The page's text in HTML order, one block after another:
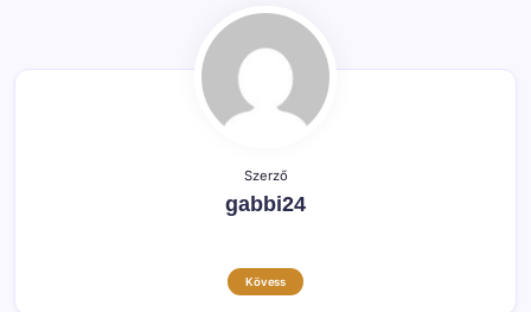
Szerző
gabbi24
Kövess